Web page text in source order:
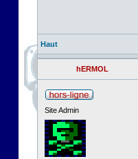
Haut
hERMOL
Site Admin